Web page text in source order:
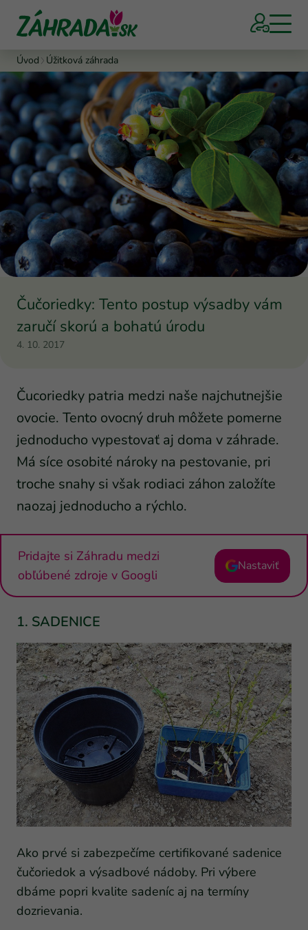
Úvod Úžitková záhrada
Čučoriedky: Tento postup výsadby vám
zaručí skorú a bohatú úrodu
4. 10. 2017
Čucoriedky patria medzi naše najchutnejšie
ovocie. Tento ovocný druh môžete pomerne
jednoducho vypestovať aj doma v záhrade.
Má síce osobité nároky na pestovanie, pri
troche snahy si však rodiaci záhon založíte
naozaj jednoducho a rýchlo.
Pridajte si Záhradu medzi
obľúbené zdroje v Googli
Nastaviť
1. SADENICE
Ako prvé si zabezpečíme certifikované sadenice
čučoriedok a výsadbové nádoby. Pri výbere
dbáme popri kvalite sadeníc aj na termíny
dozrievania.